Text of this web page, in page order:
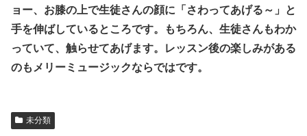
ョー、お膝の上で生徒さんの顔に「さわってあげる～」と
手を伸ばしているところです。もちろん、生徒さんもわか
っていて、触らせてあげます。レッスン後の楽しみがある
のもメリーミュージックならではです。
未分類